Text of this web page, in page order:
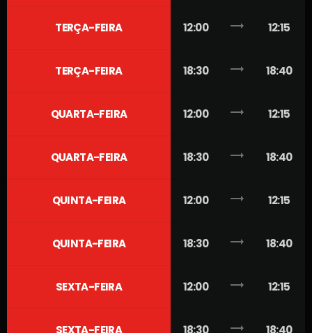
TERÇA-FEIRA 12:00 trending_flat 12:15
TERÇA-FEIRA 18:30 trending_flat 18:40
QUARTA-FEIRA 12:00 trending_flat 12:15
QUARTA-FEIRA 18:30 trending_flat 18:40
QUINTA-FEIRA 12:00 trending_flat 12:15
QUINTA-FEIRA 18:30 trending_flat 18:40
SEXTA-FEIRA 12:00 trending_flat 12:15
SEXTA-FEIRA 18:30 trending_flat 18:40